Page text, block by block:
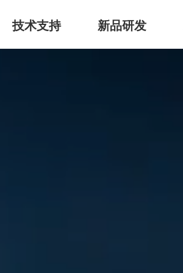
技术支持 新品研发